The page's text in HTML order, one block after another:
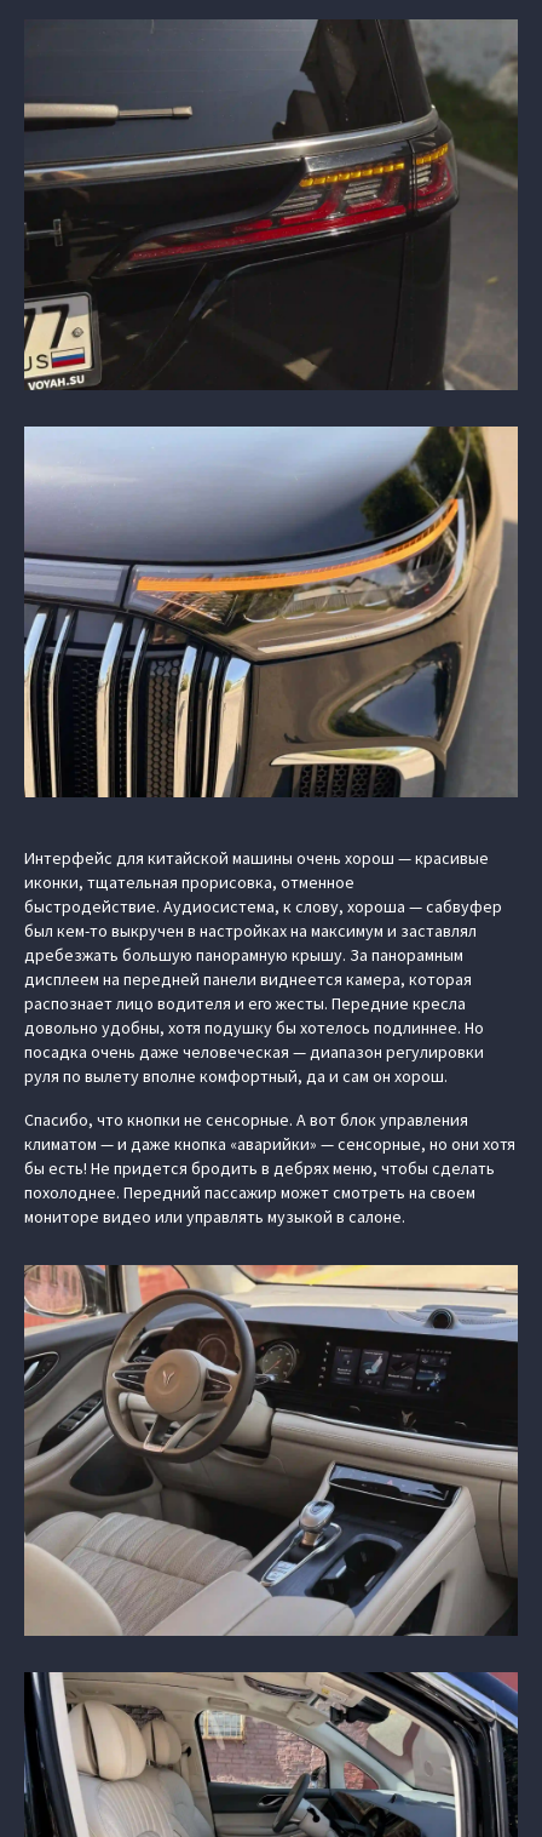
Интерфейс для китайской машины очень хорош — красивые
иконки, тщательная прорисовка, отменное
быстродействие. Аудиосистема, к слову, хороша — сабвуфер
был кем-то выкручен в настройках на максимум и заставлял
дребезжать большую панорамную крышу. За панорамным
дисплеем на передней панели виднеется камера, которая
распознает лицо водителя и его жесты. Передние кресла
довольно удобны, хотя подушку бы хотелось подлиннее. Но
посадка очень даже человеческая — диапазон регулировки
руля по вылету вполне комфортный, да и сам он хорош.
Спасибо, что кнопки не сенсорные. А вот блок управления
климатом — и даже кнопка «аварийки» — сенсорные, но они хотя
бы есть! Не придется бродить в дебрях меню, чтобы сделать
похолоднее. Передний пассажир может смотреть на своем
мониторе видео или управлять музыкой в салоне.